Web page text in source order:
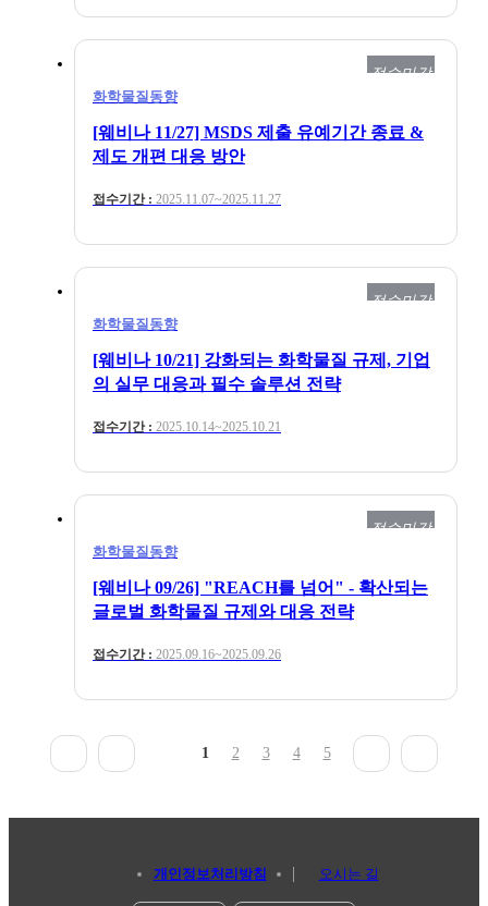
접수마감
화학물질동향
[웨비나 11/27] MSDS 제출 유예기간 종료 &
제도 개편 대응 방안
접수기간 : 2025.11.07~2025.11.27
접수마감
화학물질동향
[웨비나 10/21] 강화되는 화학물질 규제, 기업
의 실무 대응과 필수 솔루션 전략
접수기간 : 2025.10.14~2025.10.21
접수마감
화학물질동향
[웨비나 09/26] "REACH를 넘어" - 확산되는
글로벌 화학물질 규제와 대응 전략
접수기간 : 2025.09.16~2025.09.26
1 2 3 4 5
개인정보처리방침 오시는 길